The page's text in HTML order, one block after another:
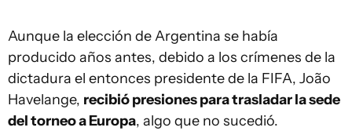
Aunque la elección de Argentina se había
producido años antes, debido a los crímenes de la
dictadura el entonces presidente de la FIFA, João
Havelange, recibió presiones para trasladar la sede
del torneo a Europa, algo que no sucedió.